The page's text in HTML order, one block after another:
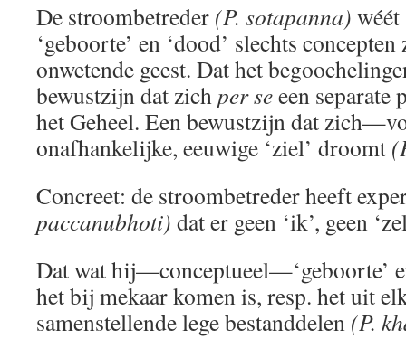
De stroombetreder (P. sotapanna) wéét
‘geboorte’ en ‘dood’ slechts
onwetende geest. Dat het
bewustzijn dat zichper seeen separate
het Geheel. Een bewustzijn dat
onafhankelijke, eeuwige ‘ziel’ droomt
Concreet: de stroombetreder heeft
paccanubhoti) dat er geen ‘ik’, geen
Dat wat hij—conceptueel—‘geboorte’
het bij mekaar komen is, resp. het uit
samenstellende lege bestanddelen (P.